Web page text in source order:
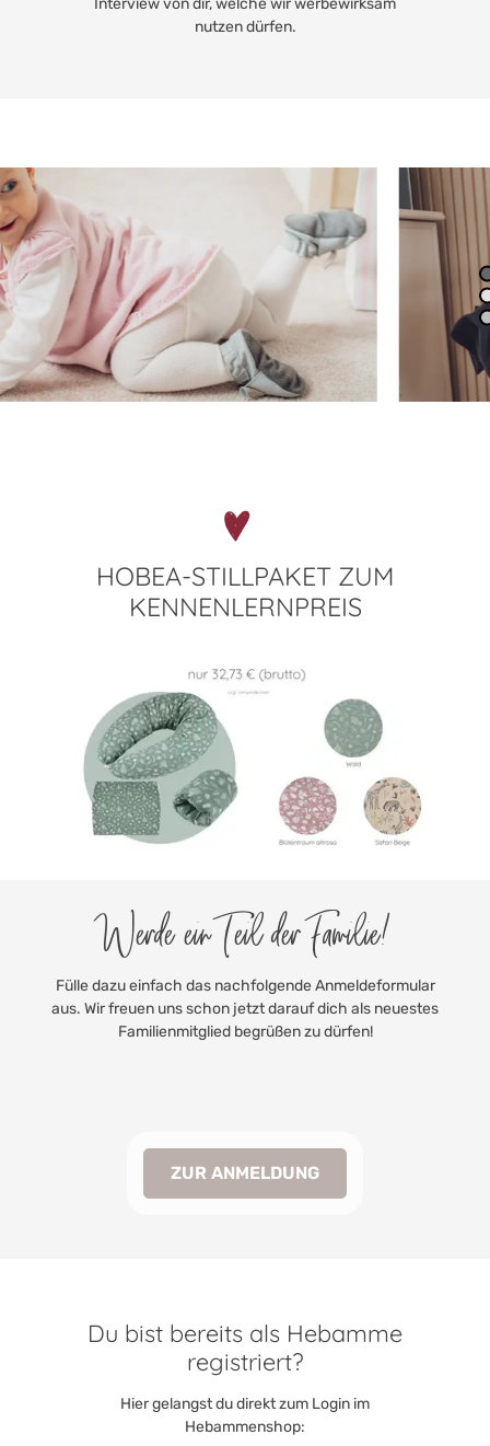
Interview von dir, welche wir werbewirksam
nutzen dürfen.
HOBEA-STILLPAKET ZUM
KENNENLERNPREIS
Werde ein Teil der Familie!
Fülle dazu einfach das nachfolgende Anmeldeformular
aus. Wir freuen uns schon jetzt darauf dich als neuestes
Familienmitglied begrüßen zu dürfen!
ZUR ANMELDUNG
Du bist bereits als Hebamme
registriert?
Hier gelangst du direkt zum Login im
Hebammenshop: